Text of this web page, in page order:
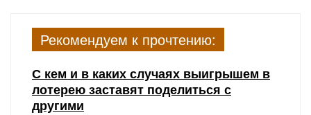
Рекомендуем к прочтению:
С кем и в каких случаях выигрышем в
лотерею заставят поделиться с
другими